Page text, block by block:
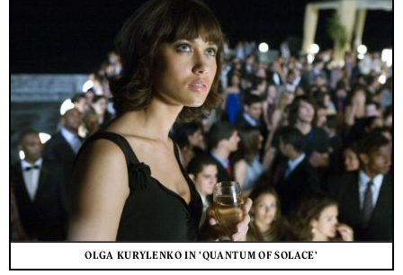
OLGA KURYLENKO IN 'QUANTUM OF SOLACE'